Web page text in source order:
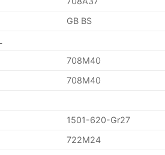
GB BS
708M40
708M40
1501-620-Gr27
722M24